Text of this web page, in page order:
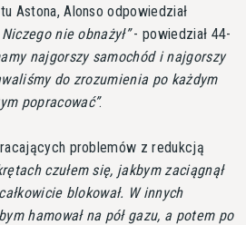
Astona, Alonso odpowiedział
nie obnażył - powiedział 44-
najgorszy samochód i najgorszy
do zrozumienia po każdym
popracować .
problemów z redukcją
czułem się, jakbym zaciągnął
blokował. W innych
hamował na pół gazu, a potem po